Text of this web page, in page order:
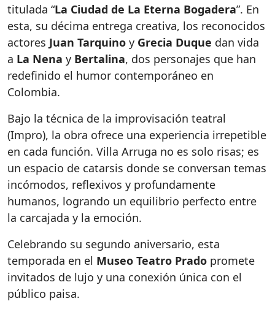
titulada “La Ciudad de La Eterna Bogadera”. En
esta, su décima entrega creativa, los reconocidos
actores Juan Tarquino y Grecia Duque dan vida
a La Nena y Bertalina, dos personajes que han
redefinido el humor contemporáneo en
Colombia.
Bajo la técnica de la improvisación teatral
(Impro), la obra ofrece una experiencia irrepetible
en cada función. Villa Arruga no es solo risas; es
un espacio de catarsis donde se conversan temas
incómodos, reflexivos y profundamente
humanos, logrando un equilibrio perfecto entre
la carcajada y la emoción.
Celebrando su segundo aniversario, esta
temporada en el Museo Teatro Prado promete
invitados de lujo y una conexión única con el
público paisa.